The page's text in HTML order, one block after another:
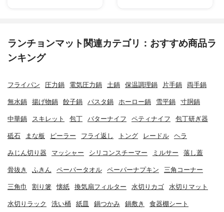
ランチョンマット関連カテゴリ：おすすめ商品ラ
ンキング
フライパン 圧力鍋 電気圧力鍋 土鍋 保温調理鍋 片手鍋 両手鍋
無水鍋 揚げ物鍋 餃子鍋 パスタ鍋 ホーロー鍋 雪平鍋 寸胴鍋
中華鍋 スキレット 包丁 バターナイフ ペティナイフ 包丁研ぎ器
砥石 まな板 ピーラー フライ返し トング レードル ヘラ
みじん切り器 マッシャー シリコンスチーマー ミルサー 落し蓋
骨抜き ふきん ペーパータオル ペーパーナプキン 三角コーナー
三角巾 割り箸 懐紙 換気扇フィルター 水切りカゴ 水切りマット
水切りラック 洗い桶 紙皿 鍋つかみ 鍋敷き 食器棚シート